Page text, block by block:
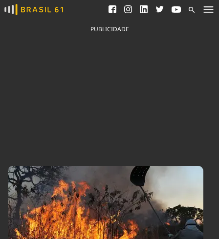
Ver todas as notícias
Saneamento
Indicadores
Agronegócios
Brasil
Brasil Mineral
Ciência &
Tecnologia
Cinema
Comportamento
Cultura
Economia
Educação
Infraestrutura
Internacional
Meio Ambiente
Podcast
Política
Saúde
Tempo
PUBLICIDADE